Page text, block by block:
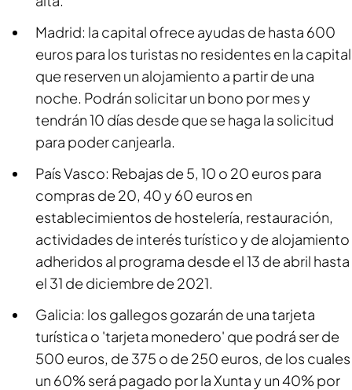
Madrid: la capital ofrece ayudas de hasta 600
euros para los turistas no residentes en la capital
que reserven un alojamiento a partir de una
noche. Podrán solicitar un bono por mes y
tendrán 10 días desde que se haga la solicitud
para poder canjearla.
País Vasco: Rebajas de 5, 10 o 20 euros para
compras de 20, 40 y 60 euros en
establecimientos de hostelería, restauración,
actividades de interés turístico y de alojamiento
adheridos al programa desde el 13 de abril hasta
el 31 de diciembre de 2021.
Galicia: los gallegos gozarán de una tarjeta
turística o 'tarjeta monedero' que podrá ser de
500 euros, de 375 o de 250 euros, de los cuales
un 60% será pagado por la Xunta y un 40% por